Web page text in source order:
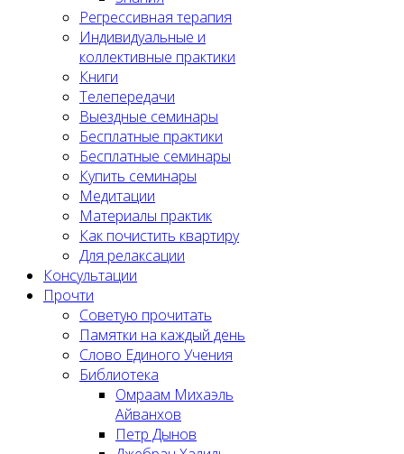
Регрессивная терапия
Индивидуальные и
коллективные практики
Книги
Телепередачи
Выездные семинары
Бесплатные практики
Бесплатные семинары
Купить семинары
Медитации
Материалы практик
Как почистить квартиру
Для релаксации
Консультации
Прочти
Советую прочитать
Памятки на каждый день
Слово Единого Учения
Библиотека
Омраам Михаэль
Айванхов
Петр Дынов